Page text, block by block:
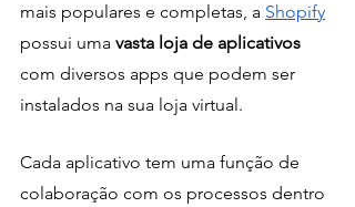
mais populares e completas, a Shopify
possui uma vasta loja de aplicativos
com diversos apps que podem ser
instalados na sua loja virtual.
Cada aplicativo tem uma função de
colaboração com os processos dentro